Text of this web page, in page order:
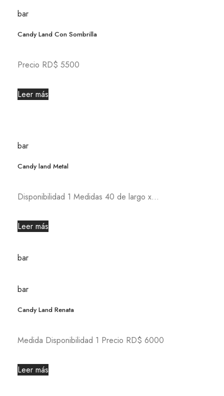
bar
Candy Land Con Sombrilla
Precio RD$ 5500
Leer más
bar
Candy land Metal
Disponibilidad 1 Medidas 40 de largo x...
Leer más
bar
bar
Candy Land Renata
Medida Disponibilidad 1 Precio RD$ 6000
Leer más